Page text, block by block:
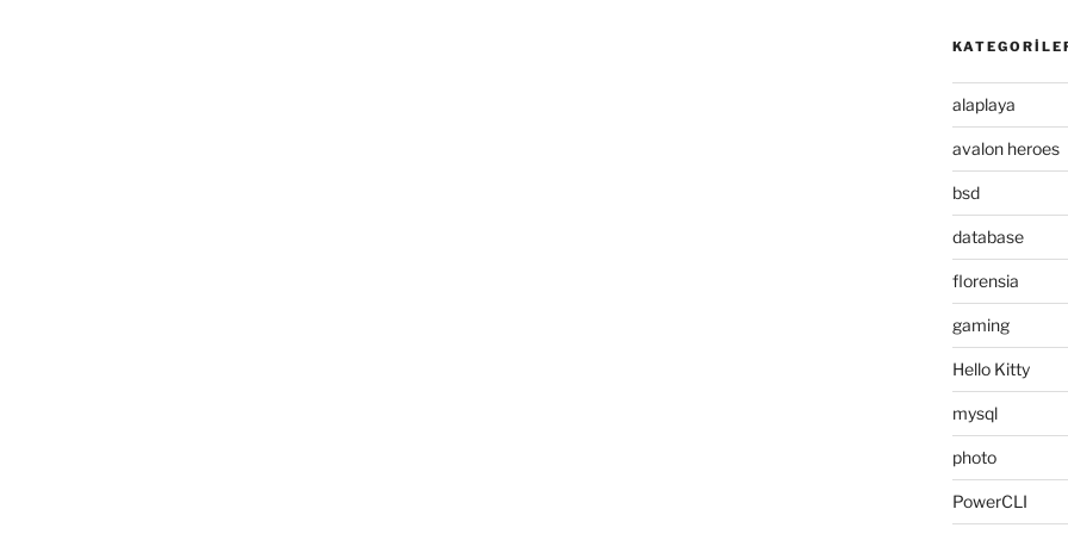
alaplaya
avalon heroes
bsd
database
florensia
gaming
Hello Kitty
mysql
photo
PowerCLI